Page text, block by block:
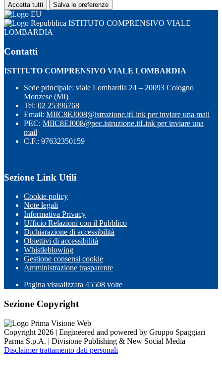
Accetta tutti Salva le preferenze
ISTITUTO COMPRENSIVO VIALE
LOMBARDIA
Contatti
ISTITUTO COMPRENSIVO VIALE LOMBARDIA
Sede principale: viale Lombardia 24 – 20093 Cologno
Monzese (MI)
Tel: 02 25396768
Email: MIIC8EJ008@istruzione.itLink per inviare una mail
PEC: MIIC8EJ008@pec.istruzione.itLink per inviare una
mail
C.F.: 97632350159
Sezione Link Utili
Cookie policy
Note legali
Informativa Privacy
Ufficio Relazioni con il Pubblico
Dichiarazione di accessibilità
Obiettivi di accessibilità
Whistleblowing
Gestione consensi cookie
Amministrazione trasparente
Pagina visualizzata 45508 volte
Sezione Copyright
Copyright 2026 | Engineered and powered by Gruppo Spaggiari
Parma S.p.A. | Divisione Publishing & New Social Media
Disclaimer trattamento dati personali